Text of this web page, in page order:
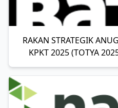
RAKAN STRATEGIK
KPKT 2025 (TOTYA